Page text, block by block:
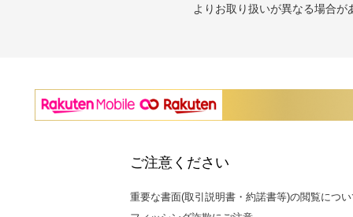
よりお取り扱いが異なる場合
ご注意ください
重要な書面(取引説明書・約諾書等)の閲覧につ